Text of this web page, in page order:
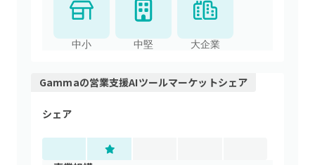
中小 中堅 大企業
Gammaの営業支援AIツールマーケットシェア
シェア